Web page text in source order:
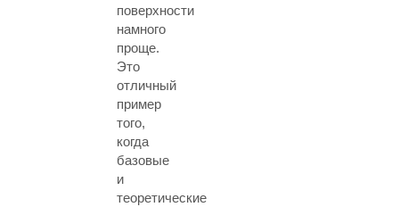
поверхности
намного
проще.
Это
отличный
пример
того,
когда
базовые
и
теоретические